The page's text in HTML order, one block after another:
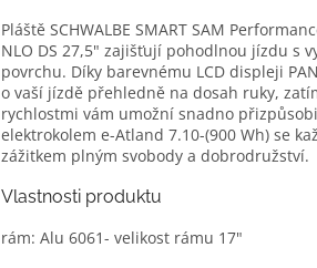
Pláště SCHWALBE SMART SAM
NLO DS 27,5" zajišťují pohodlnou jízdu s
povrchu. Díky barevnému LCD displeji
o vaší jízdě přehledně na dosah ruky,
rychlostmi vám umožní snadno
elektrokolem e-Atland 7.10-(900 Wh) se
zážitkem plným svobody a dobrodružství.
Vlastnosti produktu
rám: Alu 6061- velikost rámu 17"